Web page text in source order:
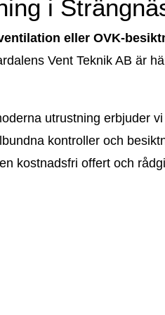
i
eller OVK-
Vent Teknik AB är
utrustning erbjuder
kontroller och
kostnadsfri offert och